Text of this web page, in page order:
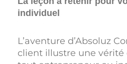
individuel
L’aventure d’Absoluz
client illustre une vérité